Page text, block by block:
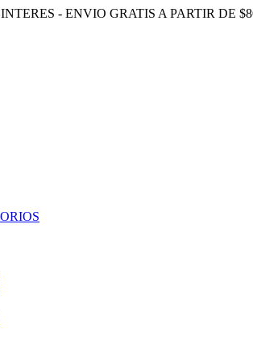
- ENVIO GRATIS A PARTIR DE